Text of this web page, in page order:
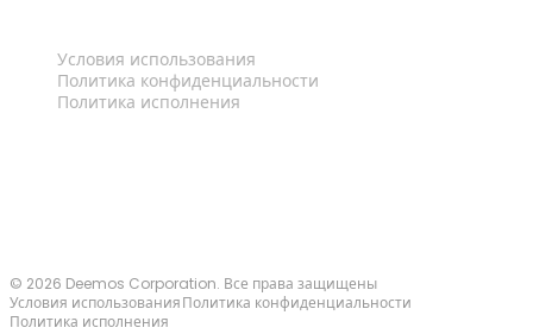
Условия использования
Политика конфиденциальности
Политика исполнения
© 2026 Deemos Corporation. Все права защищены
Условия использованияПолитика конфиденциальности
Политика исполнения